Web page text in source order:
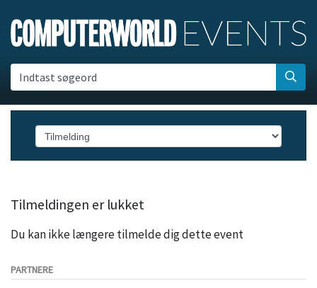
Indtast søgeord
Tilmeldingen er lukket
Du kan ikke længere tilmelde dig dette event
PARTNERE